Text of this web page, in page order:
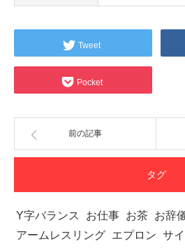
Tweet
Pocket
前の記事
タグ
Y字バランス お仕事 お茶 お辞
アームレスリング エプロン サ